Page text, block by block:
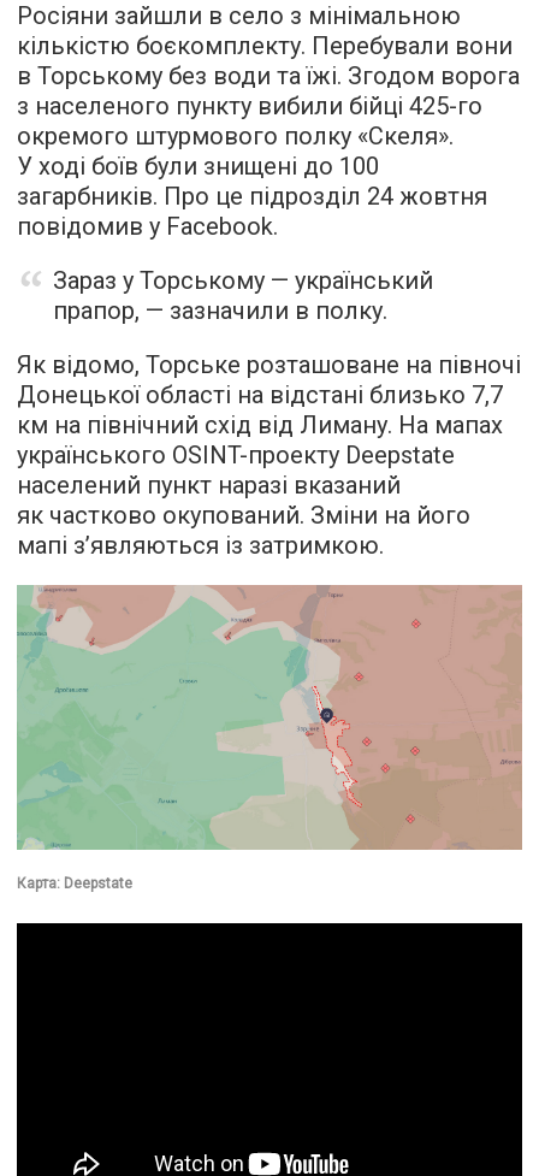
Росіяни зайшли в село з мінімальною
кількістю боєкомплекту. Перебували вони
в Торському без води та їжі. Згодом ворога
з населеного пункту вибили бійці 425-го
окремого штурмового полку «Скеля».
У ході боїв були знищені до 100
загарбників. Про це підрозділ 24 жовтня
повідомив у Facebook.
Зараз у Торському — український
прапор, — зазначили в полку.
Як відомо, Торське розташоване на півночі
Донецької області на відстані близько 7,7
км на північний схід від Лиману. На мапах
українського OSINT-проекту Deepstate
населений пункт наразі вказаний
як частково окупований. Зміни на його
мапі з’являються із затримкою.
Карта: Deepstate